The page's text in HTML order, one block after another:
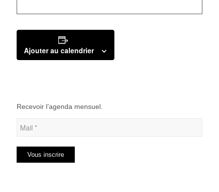
Ajouter au calendrier
Recevoir l’agenda mensuel.